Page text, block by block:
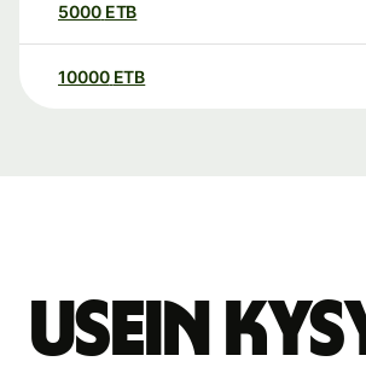
5000 ETB
10000 ETB
Usein